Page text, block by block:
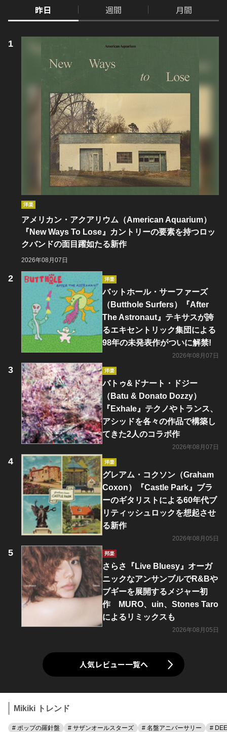
昨日 週間 月間
洋楽
アメリカン・アクアリウム（American Aquarium）
『New Ways To Lose』カントリーの要素を持つロッ
クバンドの面目躍如たる新作
2026年08月07日
洋楽
バットホール・サーファーズ
（Butthole Surfers）『After
The Astronaut』テキサスが誇
るエキセントリック集団による
98年の未発表作がついに解禁!
2026年08月07日
洋楽
バトゥ&ドナート・ドジー
（Batu & Donato Dozzy）
『Exhale』テクノやトランス、
アシッドを各々の作品で構築し
てきた2人のコラボ作
2026年08月07日
洋楽
グレアム・コクソン（Graham
Coxon）『Castle Park』ブラ
ーのギタリストによる60年代ブ
リティッシュロックを想起させ
る新作
2026年08月05日
邦楽
さらさ『Live Bluesy』オーガ
ニックなアンサンブルでR&Bや
ブギーを展開するメジャー初
作 MURO、uin、Stones Taro
によるリミックスも
2026年08月05日
人気レビュー一覧へ
Mikiki トレンド
# ポップの羅針盤 # サザンオールスターズ # 名盤アニバーサリー #